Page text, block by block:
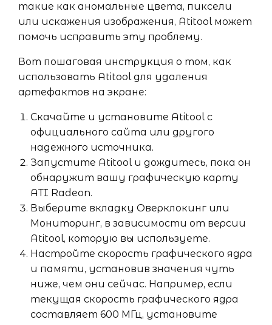
такие как аномальные цвета, пиксели
или искажения изображения, Atitool может
помочь исправить эту проблему.
Вот пошаговая инструкция о том, как
использовать Atitool для удаления
артефактов на экране:
Скачайте и установите Atitool с
официального сайта или другого
надежного источника.
Запустите Atitool и дождитесь, пока он
обнаружит вашу графическую карту
ATI Radeon.
Выберите вкладку Оверклокинг или
Мониторинг, в зависимости от версии
Atitool, которую вы используете.
Настройте скорость графического ядра
и памяти, установив значения чуть
ниже, чем они сейчас. Например, если
текущая скорость графического ядра
составляет 600 МГц, установите